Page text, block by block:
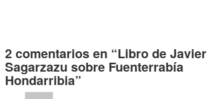
2 comentarios en “Libro de Javier
Sagarzazu sobre Fuenterrabía
Hondarribia”